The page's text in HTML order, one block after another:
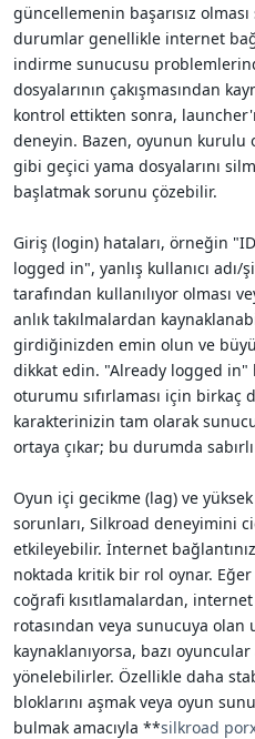
güncellemenin başarısız
durumlar genellikle internet
indirme sunucusu
dosyalarının çakışmasından
kontrol ettikten sonra,
deneyin. Bazen, oyunun kurulu
gibi geçici yama dosyalarını
başlatmak sorunu çözebilir.
Giriş (login) hataları, örneğin
logged in", yanlış kullanıcı adı/
tarafından kullanılıyor olması
anlık takılmalardan
girdiğinizden emin olun ve
dikkat edin. "Already logged in"
oturumu sıfırlaması için birkaç
karakterinizin tam olarak
ortaya çıkar; bu durumda
Oyun içi gecikme (lag) ve
sorunları, Silkroad deneyimini
etkileyebilir. İnternet
noktada kritik bir rol oynar. Eğer
coğrafi kısıtlamalardan, internet
rotasından veya sunucuya olan
kaynaklanıyorsa, bazı
yönelebilirler. Özellikle daha
bloklarını aşmak veya oyun
bulmak amacıyla **silkroad